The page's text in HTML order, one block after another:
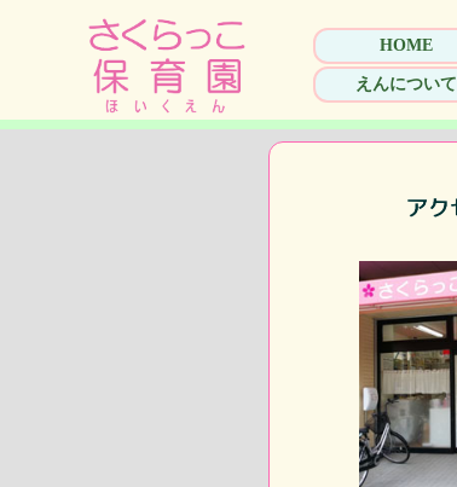
HOME
えんについて